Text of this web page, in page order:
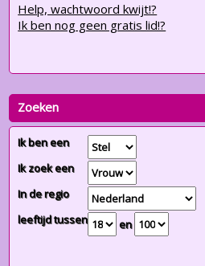
Help, wachtwoord kwijt!?
Ik ben nog geen gratis lid!?
Zoeken
Ik ben een
Ik zoek een
In de regio
leeftijd tussen
en